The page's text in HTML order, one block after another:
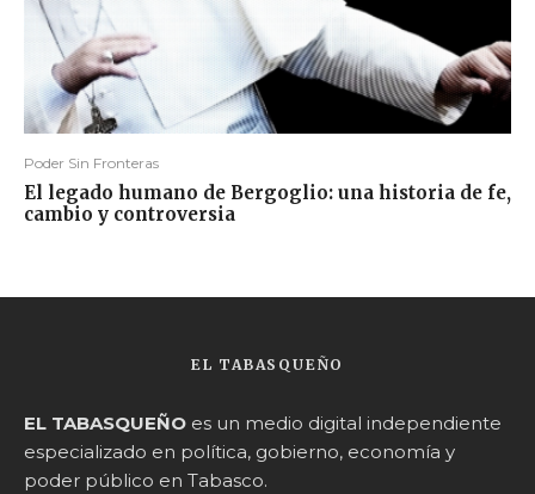
Poder Sin Fronteras
El legado humano de Bergoglio: una historia de fe,
cambio y controversia
EL TABASQUEÑO
EL TABASQUEÑO es un medio digital independiente
especializado en política, gobierno, economía y
poder público en Tabasco.